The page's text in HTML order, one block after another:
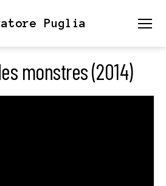
Puglia
monstres (2014)